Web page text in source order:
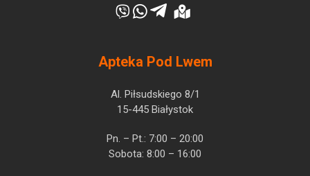
Apteka Pod Lwem
Al. Piłsudskiego 8/1
15-445 Białystok
Pn. – Pt.: 7:00 – 20:00
Sobota: 8:00 – 16:00